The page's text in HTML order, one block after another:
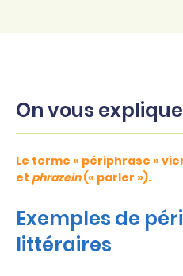
On vous explique
Le terme « périphrase »
et phrazein(« parler »).
Exemples de
littéraires